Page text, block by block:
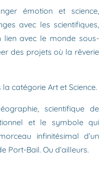
émotion et science,
avec les scientifiques,
lien avec le monde sous-
des projets où la rêverie
catégorie Art et Science.
scientifique de
et le symbole qui
infinitésimal d’un
Port-Bail. Ou d’ailleurs.